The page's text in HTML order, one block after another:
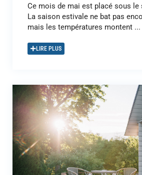
Ce mois de mai est placé sous le
La saison estivale ne bat pas
mais les températures montent ...
LIRE PLUS